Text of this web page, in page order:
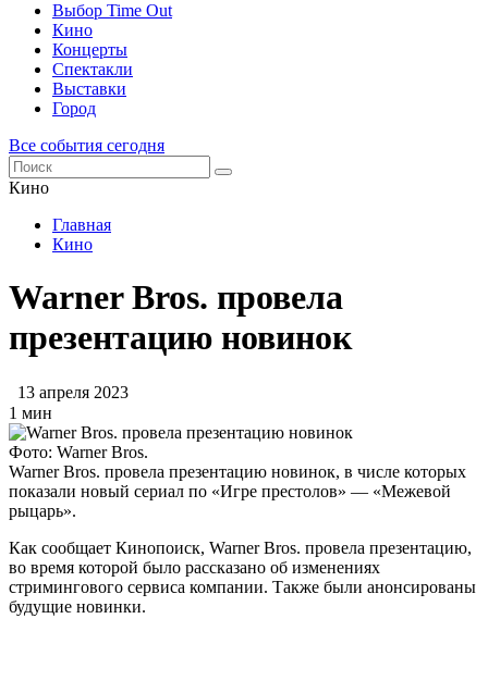
Выбор Time Out
Кино
Концерты
Спектакли
Выставки
Город
Все события сегодня
Кино
Главная
Кино
Warner Bros. провела
презентацию новинок
13 апреля 2023
1 мин
Фото: Warner Bros.
Warner Bros. провела презентацию новинок, в числе которых
показали новый сериал по «Игре престолов» — «Межевой
рыцарь».
Как сообщает Кинопоиск, Warner Bros. провела презентацию,
во время которой было рассказано об изменениях
стримингового сервиса компании. Также были анонсированы
будущие новинки.